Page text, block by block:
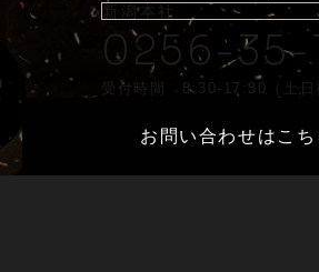
新潟本社
0256-35-
受付時間 8:30-17:30（土日
お問い合わせはこち